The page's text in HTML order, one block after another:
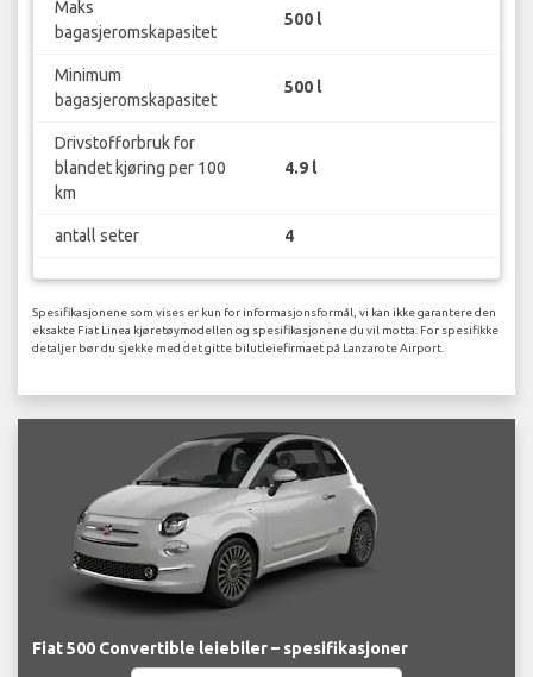
Maks
bagasjeromskapasitet
500 l
Minimum
bagasjeromskapasitet
500 l
Drivstofforbruk for
blandet kjøring per 100
km
4.9 l
antall seter 4
Spesifikasjonene som vises er kun for informasjonsformål, vi kan ikke garantere den
eksakte Fiat Linea kjøretøymodellen og spesifikasjonene du vil motta. For spesifikke
detaljer bør du sjekke med det gitte bilutleiefirmaet på Lanzarote Airport.
Fiat 500 Convertible leiebiler – spesifikasjoner